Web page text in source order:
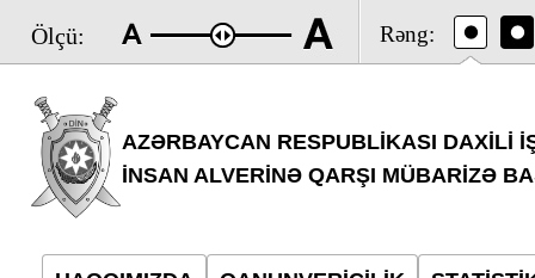
Ölçü: Rəng:
AZƏRBAYCAN RESPUBLİKASI DAXİLİ
İNSAN ALVERİNƏ QARŞI MÜBARİZƏ